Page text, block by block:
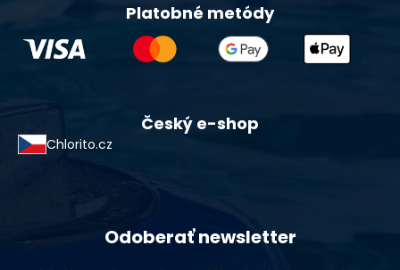
Platobné metódy
Český e-shop
Chlorito.cz
Odoberať newsletter